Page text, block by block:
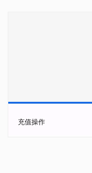
充值操作